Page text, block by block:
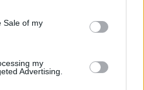
purposes in below Google
Sale of my
my
Advertising.
dello sci di fondo e